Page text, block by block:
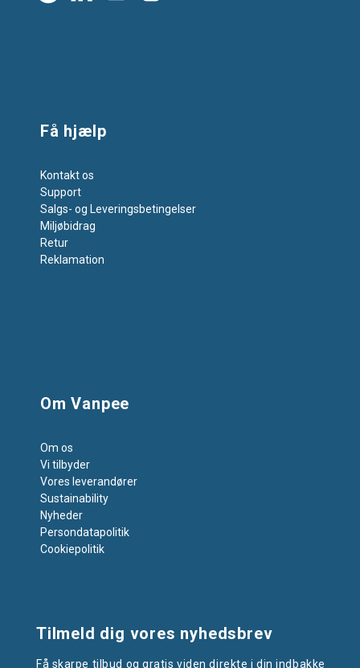
Få hjælp
Kontakt os
Support
Salgs- og Leveringsbetingelser
Miljøbidrag
Retur
Reklamation
Om Vanpee
Om os
Vi tilbyder
Vores leverandører
Sustainability
Nyheder
Persondatapolitik
Cookiepolitik
Tilmeld dig vores nyhedsbrev
Få skarpe tilbud og gratis viden direkte i din indbakke